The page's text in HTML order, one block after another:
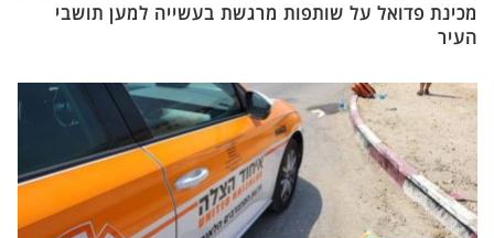
מכינת פדואל על שותפות מרגשת בעשייה למען תושבי
העיר